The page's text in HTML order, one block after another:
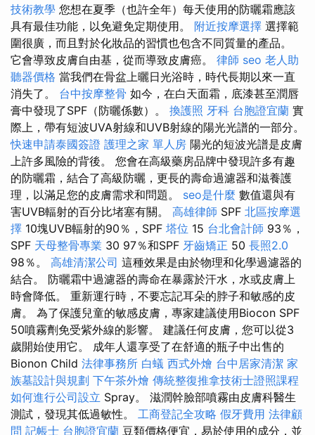
技術教學 您想在夏季（也許全年）每天使用的防曬霜應該
具有最佳功能，以免避免定期使用。 附近按摩選擇 選擇範
圍很廣，而且對於化妝品的習慣也包含不同質量的產品。
它會導致皮膚自由基，從而導致皮膚癌。 律師 seo 老人助
聽器價格 當我們在骨盆上曬日光浴時，時代長期以來一直
消失了。 台中按摩整骨 如今，在白天面霜，底漆甚至潤唇
膏中發現了SPF（防曬係數）。 換護照 牙科 台胞證宜蘭 實
際上，帶有短波UVA射線和UVB射線的陽光光譜的一部分。
快速申請泰國簽證 護理之家 單人房 陽光的短波光譜是皮膚
上許多風險的背後。 您會在高級藥房品牌中發現許多有趣
的防曬霜，結合了高級防曬，更長的壽命過濾器和滋養護
理，以滿足您的皮膚需求和問題。 seo是什麼 數值還與有
害UVB輻射的百分比堵塞有關。 高雄律師 SPF 北區按摩選
擇 10塊UVB輻射的90％，SPF 塔位 15 台北會計師 93％，
SPF 天母整骨專業 30 97％和SPF 牙齒矯正 50 長照2.0
98％。 高雄清潔公司 這種效果是由於物理和化學過濾器的
結合。 防曬霜中過濾器的壽命在暴露於汗水，水或皮膚上
時會降低。 重新運行時，不要忘記耳朵的脖子和敏感的皮
膚。 為了保護兒童的敏感皮膚，專家建議使用Biocon SPF
50噴霧劑免受紫外線的影響。 建議任何皮膚，您可以從3
歲開始使用它。 成年人還享受了在舒適的瓶子中出售的
Bionon Child 法律事務所 白蟻 西式外燴 台中居家清潔 家
族墓設計與規劃 下午茶外燴 傳統整復推拿技術士證照課程
如何進行公司設立 Spray。 滋潤幹臉部噴霧由皮膚科醫生
測試，發現其低過敏性。 工商登記全攻略 假牙費用 法律顧
問 記帳士 台胞證宜蘭 豆類價格便宜，易於使用的成分，並